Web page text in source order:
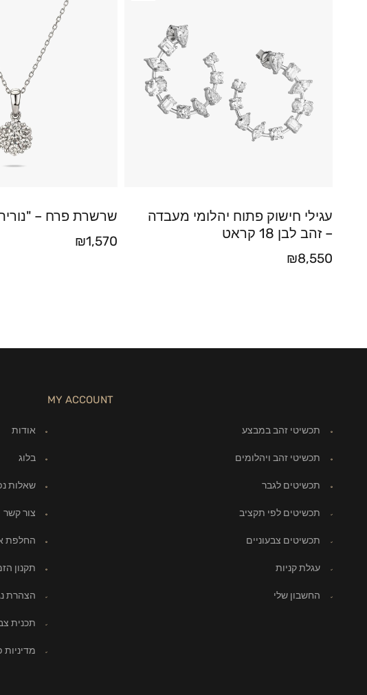
עגילי חישוק פתוח יהלומי מעבדה
– זהב לבן 18 קראט
₪8,550
שרשרת פרח –
₪1,570
MY ACCOUNT
תכשיטי זהב במבצע
תכשיטי זהב ויהלומים
תכשיטים לגבר
תכשיטים לפי תקציב
תכשיטים צבעוניים
עגלת קניות
החשבון שלי
אודות
בלוג
שאלות
צור קשר
החלפת
תקנון
הצהרת
תכנית
מדיניות